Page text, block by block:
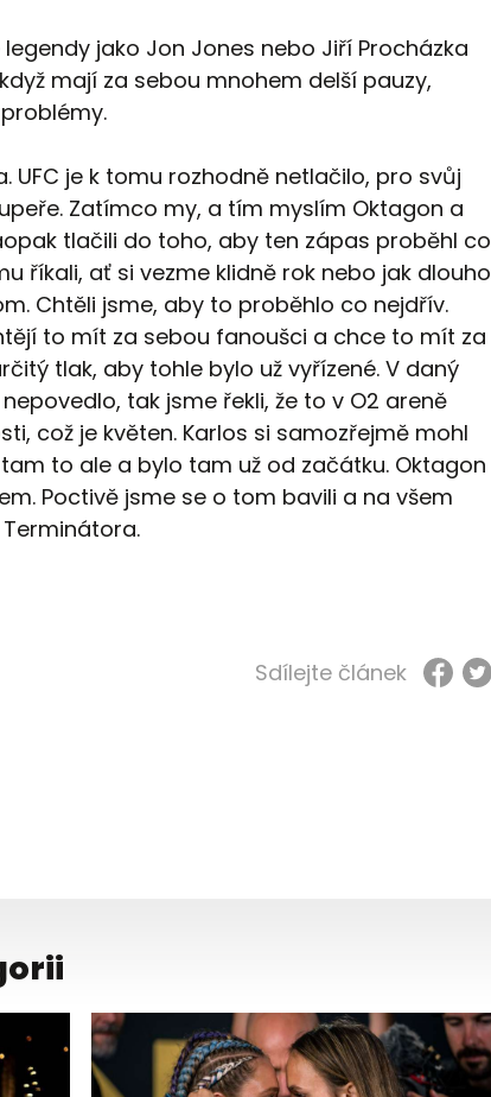
jako Jon Jones nebo Jiří Procházka
mají za sebou mnohem delší pauzy,
UFC je k tomu rozhodně netlačilo, pro svůj
Zatímco my, a tím myslím Oktagon a
tlačili do toho, aby ten zápas proběhl co
říkali, ať si vezme klidně rok nebo jak dlouho
Chtěli jsme, aby to proběhlo co nejdřív.
to mít za sebou fanoušci a chce to mít za
tlak, aby tohle bylo už vyřízené. V daný
tak jsme řekli, že to v O2 areně
což je květen. Karlos si samozřejmě mohl
to ale a bylo tam už od začátku. Oktagon
Poctivě jsme se o tom bavili a na všem
Sdílejte článek